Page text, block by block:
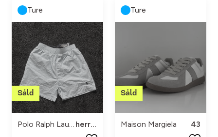
Ture
Polo Ralph Lauren
herr m
Ture
Maison Margiela
43